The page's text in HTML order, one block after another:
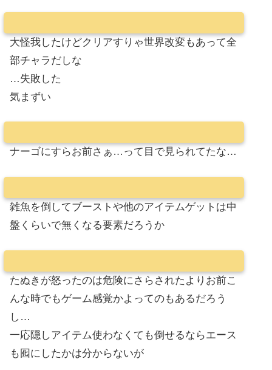
大怪我したけどクリアすりゃ世界改変もあって全
部チャラだしな
…失敗した
気まずい
ナーゴにすらお前さぁ…って目で見られてたな…
雑魚を倒してブーストや他のアイテムゲットは中
盤くらいで無くなる要素だろうか
たぬきが怒ったのは危険にさらされたよりお前こ
んな時でもゲーム感覚かよってのもあるだろう
し…
一応隠しアイテム使わなくても倒せるならエース
も囮にしたかは分からないが